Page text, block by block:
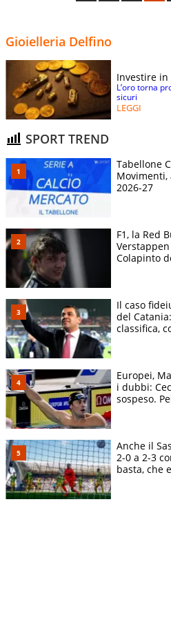
Gioielleria Delfino
Investire in
L’oro torna
sicuri
LEGGI
SPORT TREND
Tabellone
Movimenti,
2026-27
F1, la Red
Colapinto
Il caso
del
classifica,
Europei,
i dubbi:
sospeso.
Anche il
2-0 a 2-3
basta, che